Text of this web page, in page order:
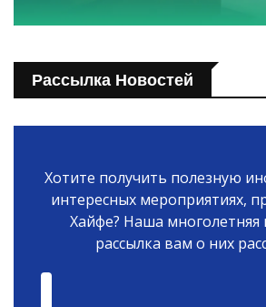
Рассылка Новостей
Хотите получить полезную
интересных мероприятиях,
Хайфе? Наша многолетняя
рассылка вам о них